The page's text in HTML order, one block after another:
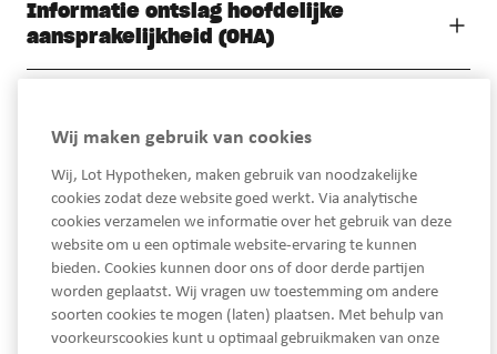
Informatie ontslag hoofdelijke
aansprakelijkheid (OHA)
Wij maken gebruik van cookies
Wij, Lot Hypotheken, maken gebruik van noodzakelijke
cookies zodat deze website goed werkt. Via analytische
cookies verzamelen we informatie over het gebruik van deze
website om u een optimale website-ervaring te kunnen
bieden. Cookies kunnen door ons of door derde partijen
worden geplaatst. Wij vragen uw toestemming om andere
soorten cookies te mogen (laten) plaatsen. Met behulp van
voorkeurscookies kunt u optimaal gebruikmaken van onze